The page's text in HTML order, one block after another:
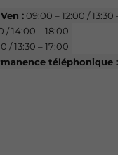
:09:00 – 12:00 / 13:30
/ 14:00 – 18:00
/ 13:30 – 17:00
téléphonique :